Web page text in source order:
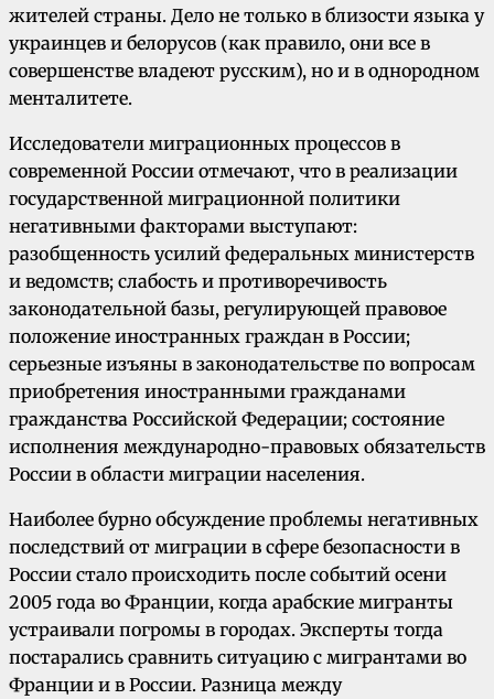
жителей страны. Дело не только в близости языка у
украинцев и белорусов (как правило, они все в
совершенстве владеют русским), но и в однородном
менталитете.
Исследователи миграционных процессов в
современной России отмечают, что в реализации
государственной миграционной политики
негативными факторами выступают:
разобщенность усилий федеральных министерств
и ведомств; слабость и противоречивость
законодательной базы, регулирующей правовое
положение иностранных граждан в России;
серьезные изъяны в законодательстве по вопросам
приобретения иностранными гражданами
гражданства Российской Федерации; состояние
исполнения международно-правовых обязательств
России в области миграции населения.
Наиболее бурно обсуждение проблемы негативных
последствий от миграции в сфере безопасности в
России стало происходить после событий осени
2005 года во Франции, когда арабские мигранты
устраивали погромы в городах. Эксперты тогда
постарались сравнить ситуацию с мигрантами во
Франции и в России. Разница между